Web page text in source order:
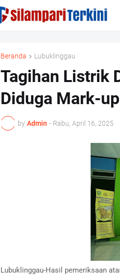
Beranda Lubuklinggau
Tagihan Listrik
Diduga Mark-up
by Admin - Rabu, April 16, 2025
Lubuklinggau-Hasil pemeriksaan